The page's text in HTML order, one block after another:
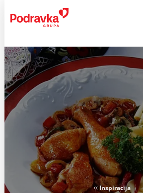
content
Inspiracija